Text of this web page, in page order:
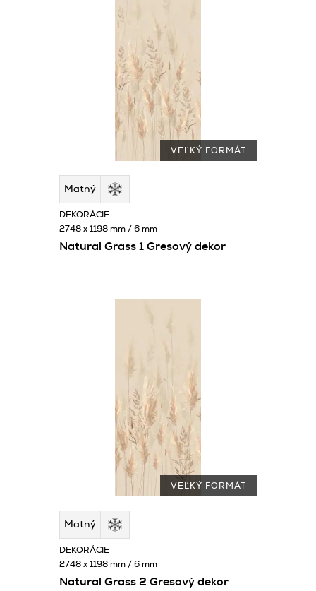
VEĽKÝ FORMÁT
Matný
Natural Grass 1 Gresový dekor
DEKORÁCIE
2748 x 1198 mm / 6 mm
VEĽKÝ FORMÁT
Matný
Natural Grass 2 Gresový dekor
DEKORÁCIE
2748 x 1198 mm / 6 mm